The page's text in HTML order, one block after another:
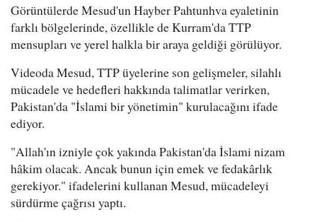
Görüntülerde Mesud'un Hayber Pahtunhva eyaletinin
farklı bölgelerinde, özellikle de Kurram'da TTP
mensupları ve yerel halkla bir araya geldiği görülüyor.
Videoda Mesud, TTP üyelerine son gelişmeler, silahlı
mücadele ve hedefleri hakkında talimatlar verirken,
Pakistan'da "İslami bir yönetimin" kurulacağını ifade
ediyor.
"Allah'ın izniyle çok yakında Pakistan'da İslami nizam
hâkim olacak. Ancak bunun için emek ve fedakârlık
gerekiyor." ifadelerini kullanan Mesud, mücadeleyi
sürdürme çağrısı yaptı.